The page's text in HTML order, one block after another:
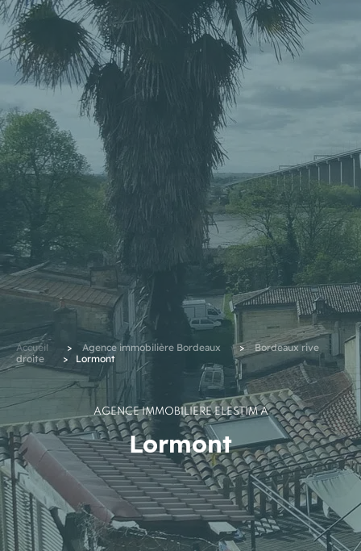
Accueil > Agence immobilière Bordeaux >
Bordeaux rive
droite
> Lormont
AGENCE IMMOBILIÈRE ELESTIM À
Lormont